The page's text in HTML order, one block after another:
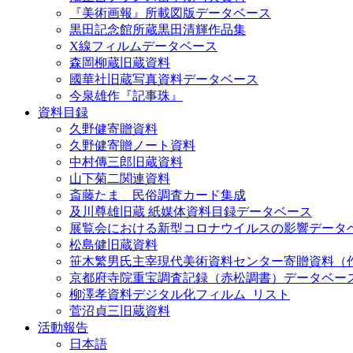
『美術画報』所載図版データベース
黒田記念館所蔵黒田清輝作品集
X線フィルムデータベース
森岡柳蔵旧蔵資料
國華社旧蔵写真資料データベース
今泉雄作『記事珠』
資料目録
久野健寄贈資料
久野健寄贈ノート資料
中村傳三郎旧蔵資料
山下菊二関連資料
斎藤たま 民俗調査カード集成
及川尊雄旧蔵 紙媒体資料目録データベース
展覧会における新型コロナウイルスの影響データ
松島健旧蔵資料
笹木繁男氏主宰現代美術資料センター寄贈資料（
京都府寺院重宝調査記録（赤松調書）データベー
柳澤孝資料デジタル化フィルム_リスト
菅沼貞三旧蔵資料
活動報告
日本語